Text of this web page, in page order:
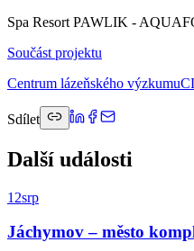
Spa Resort PAWLIK -
Součást projektu
Centrum lázeňského výzkumu
Sdílet
Další události
12srp
Jáchymov – město